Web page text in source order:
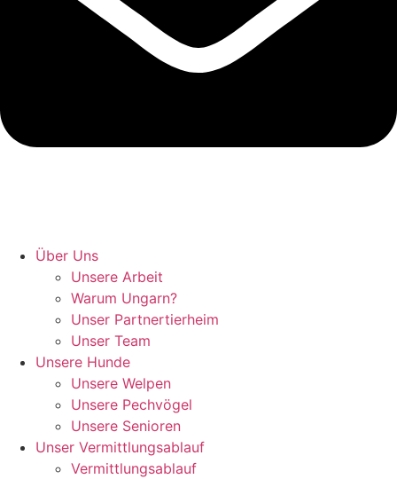
Über Uns
Unsere Arbeit
Warum Ungarn?
Unser Partnertierheim
Unser Team
Unsere Hunde
Unsere Welpen
Unsere Pechvögel
Unsere Senioren
Unser Vermittlungsablauf
Vermittlungsablauf